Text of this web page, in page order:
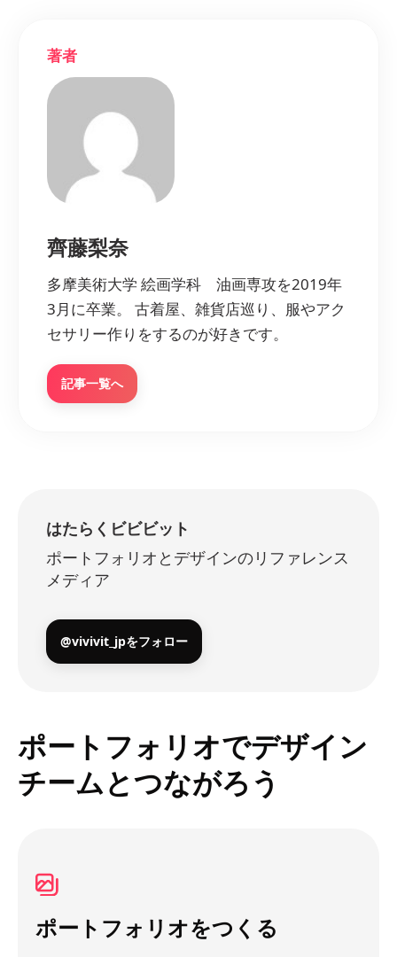
著者
齊藤梨奈
多摩美術大学 絵画学科 油画専攻を2019年
3月に卒業。 古着屋、雑貨店巡り、服やアク
セサリー作りをするのが好きです。
記事一覧へ
はたらくビビビット
ポートフォリオとデザインのリファレンス
メディア
@vivivit_jpをフォロー
ポートフォリオでデザイン
チームとつながろう
ポートフォリオをつくる